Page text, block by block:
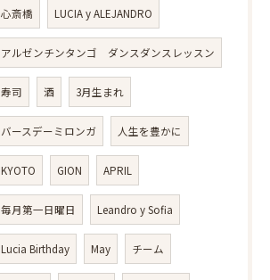
心斎橋 LUCIA y ALEJANDRO
アルゼンチンタンゴ ダンスダンスレッスン
寿司 酒 3月生まれ
バースデーミロンガ 人生を豊かに
KYOTO GION APRIL
毎月第一日曜日 Leandro y Sofia
Lucia Birthday May チーム